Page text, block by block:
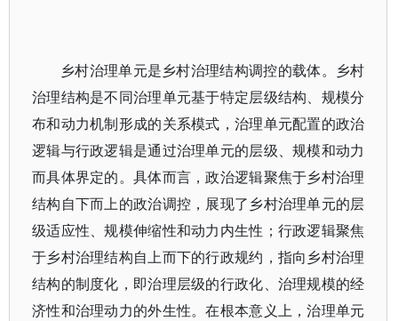
乡村治理单元是乡村治理结构调控的载体。乡村
治理结构是不同治理单元基于特定层级结构、规模分
布和动力机制形成的关系模式，治理单元配置的政治
逻辑与行政逻辑是通过治理单元的层级、规模和动力
而具体界定的。具体而言，政治逻辑聚焦于乡村治理
结构自下而上的政治调控，展现了乡村治理单元的层
级适应性、规模伸缩性和动力内生性；行政逻辑聚焦
于乡村治理结构自上而下的行政规约，指向乡村治理
结构的制度化，即治理层级的行政化、治理规模的经
济性和治理动力的外生性。在根本意义上，治理单元